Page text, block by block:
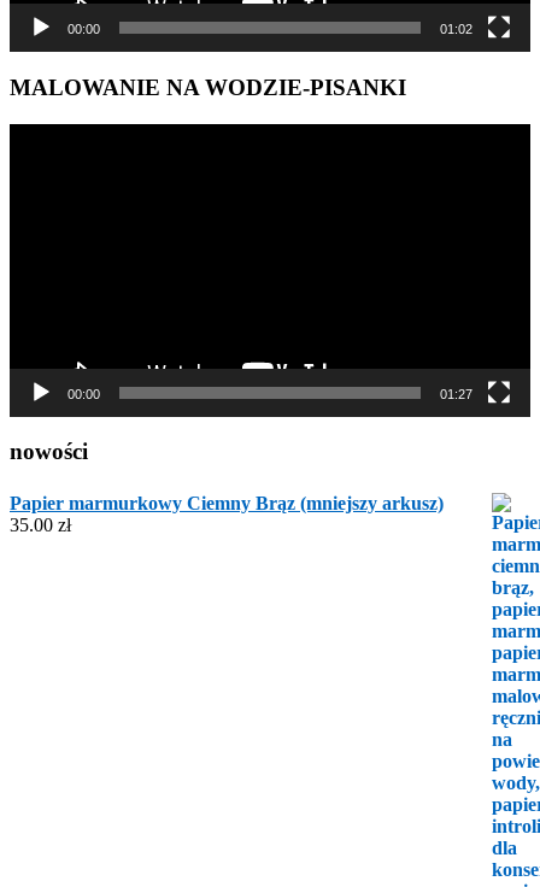
00:00 01:02
MALOWANIE NA WODZIE-PISANKI
00:00 01:27
nowości
Papier marmurkowy Ciemny Brąz (mniejszy arkusz)
35.00 zł